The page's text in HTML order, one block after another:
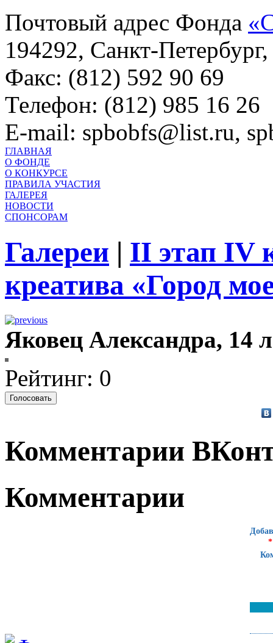
Почтовый адрес Фонда
194292, Санкт-
Факс: (812) 592 90 69
Телефон: (812) 985 16 26
E-mail: spbobfs@list.ru,
ГЛАВНАЯ
О ФОНДЕ
О КОНКУРСЕ
ПРАВИЛА УЧАСТИЯ
ГАЛЕРЕЯ
НОВОСТИ
СПОНСОРАМ
Галереи | II этап IV
креатива «Город
Яковец Александра, 14
Рейтинг: 0
Комментарии
Комментарии
*